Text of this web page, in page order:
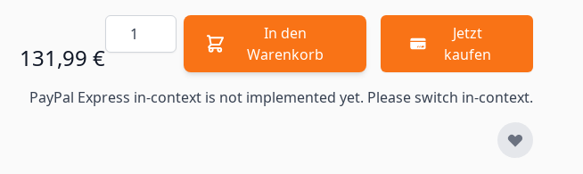
131,99 €
Menge
In den
Warenkorb
Jetzt
kaufen
PayPal Express in-context is not implemented yet. Please switch in-context.